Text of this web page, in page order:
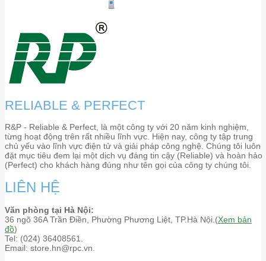
RELIABLE & PERFECT
R&P - Reliable & Perfect, là một công ty với 20 năm kinh nghiệm,
từng hoạt động trên rất nhiều lĩnh vực. Hiện nay, công ty tập trung
chủ yếu vào lĩnh vực điện tử và giải pháp công nghệ. Chúng tôi luôn
đặt mục tiêu đem lại một dịch vụ đáng tin cậy (Reliable) và hoàn hảo
(Perfect) cho khách hàng đúng như tên gọi của công ty chúng tôi.
LIÊN HỆ
Văn phòng tại Hà Nội:
36 ngõ 36A Trần Điền, Phường Phương Liệt, TP.Hà Nội.(Xem bản
đồ)
Tel: (024) 36408561.
Email: store.hn@rpc.vn.